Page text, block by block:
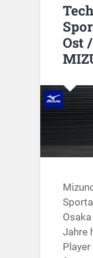
Ost
Jahre